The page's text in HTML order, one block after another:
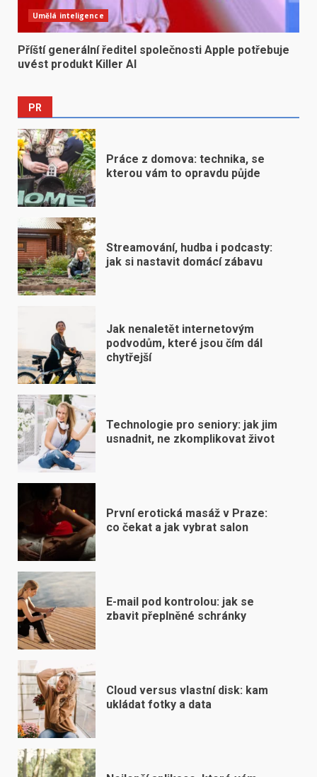
Umělá inteligence
Příští generální ředitel společnosti Apple potřebuje
uvést produkt Killer AI
PR
Práce z domova: technika, se
kterou vám to opravdu půjde
Streamování, hudba i podcasty:
jak si nastavit domácí zábavu
Jak nenaletět internetovým
podvodům, které jsou čím dál
chytřejší
Technologie pro seniory: jak jim
usnadnit, ne zkomplikovat život
První erotická masáž v Praze:
co čekat a jak vybrat salon
E-mail pod kontrolou: jak se
zbavit přeplněné schránky
Cloud versus vlastní disk: kam
ukládat fotky a data